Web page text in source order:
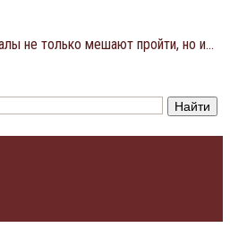
не только мешают пройти, но и…